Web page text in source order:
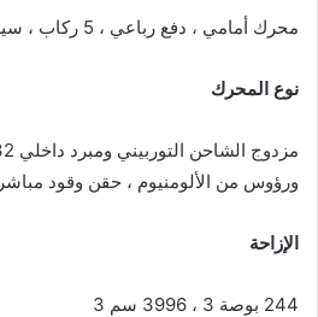
محرك أمامي ، دفع رباعي ، 5 ركاب ، سيدان 4 أبواب
نوع المحرك
ورؤوس من الألومنيوم ، حقن وقود مباشر
الإزاحة
244 بوصة 3 ، 3996 سم 3